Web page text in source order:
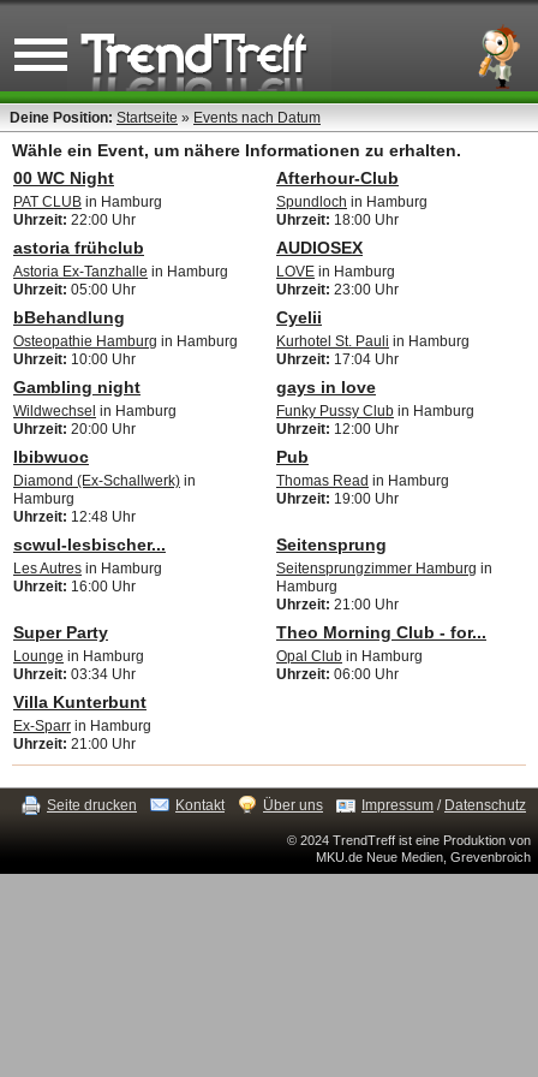
Deine Position: Startseite » Events nach Datum
Wähle ein Event, um nähere Informationen zu erhalten.
00 WC Night
PAT CLUB in Hamburg
Uhrzeit: 22:00 Uhr
Afterhour-Club
Spundloch in Hamburg
Uhrzeit: 18:00 Uhr
astoria frühclub
Astoria Ex-Tanzhalle in Hamburg
Uhrzeit: 05:00 Uhr
AUDIOSEX
LOVE in Hamburg
Uhrzeit: 23:00 Uhr
bBehandlung
Osteopathie Hamburg in Hamburg
Uhrzeit: 10:00 Uhr
Cyelii
Kurhotel St. Pauli in Hamburg
Uhrzeit: 17:04 Uhr
Gambling night
Wildwechsel in Hamburg
Uhrzeit: 20:00 Uhr
gays in love
Funky Pussy Club in Hamburg
Uhrzeit: 12:00 Uhr
lbibwuoc
Diamond (Ex-Schallwerk) in
Hamburg
Uhrzeit: 12:48 Uhr
Pub
Thomas Read in Hamburg
Uhrzeit: 19:00 Uhr
scwul-lesbischer...
Les Autres in Hamburg
Uhrzeit: 16:00 Uhr
Seitensprung
Seitensprungzimmer Hamburg in
Hamburg
Uhrzeit: 21:00 Uhr
Super Party
Lounge in Hamburg
Uhrzeit: 03:34 Uhr
Theo Morning Club - for...
Opal Club in Hamburg
Uhrzeit: 06:00 Uhr
Villa Kunterbunt
Ex-Sparr in Hamburg
Uhrzeit: 21:00 Uhr
Seite drucken Kontakt Über uns Impressum / Datenschutz
© 2024 TrendTreff ist eine Produktion von
MKU.de Neue Medien, Grevenbroich